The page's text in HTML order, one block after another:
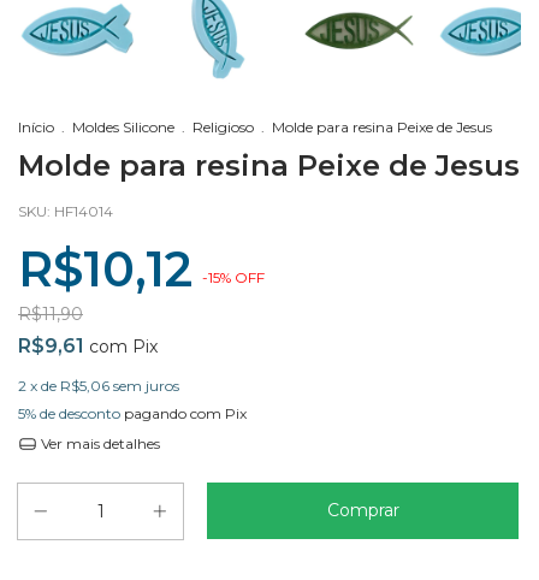
Início . Moldes Silicone . Religioso . Molde para resina Peixe de Jesus
Molde para resina Peixe de Jesus
SKU: HF14014
R$10,12 -15% OFF
R$11,90
R$9,61 com Pix
2 x de R$5,06 sem juros
5% de desconto pagando com Pix
Ver mais detalhes